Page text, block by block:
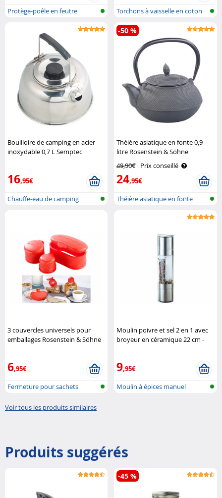
Protège-poêle en feutre Torchons à vaisselle en coton
Bouilloire de camping en acier
inoxydable 0,7 L Semptec
16,95€
Chauffe-eau de camping
Théière asiatique en fonte 0,9
litre Rosenstein & Söhne
49,90€ Prix conseillé
24,95€
-50 %
Théière asiatique en fonte
3 couvercles universels pour
emballages Rosenstein & Söhne
6,95€
Fermeture pour sachets
Moulin poivre et sel 2 en 1 avec
broyeur en céramique 22 cm -
9,95€
Moulin à épices manuel
Voir tous les produits similaires
Produits suggérés
-45 %